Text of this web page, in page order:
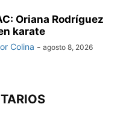
Oriana Rodríguez
karate
Colina - agosto 8, 2026